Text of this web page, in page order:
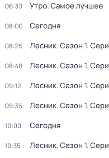
06:30 Утро. Самое лучшее
08:00 Сегодня
08:25 Лесник. Сезон 1.
08:48 Лесник. Сезон 1.
09:12 Лесник. Сезон 1.
09:36 Лесник. Сезон 1.
10:00 Сегодня
10:35 Лесник. Сезон 1.